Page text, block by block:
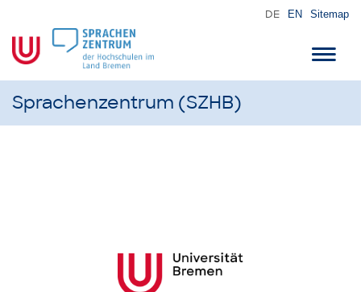
DE EN Sitemap
Sprachenzentrum (SZHB)